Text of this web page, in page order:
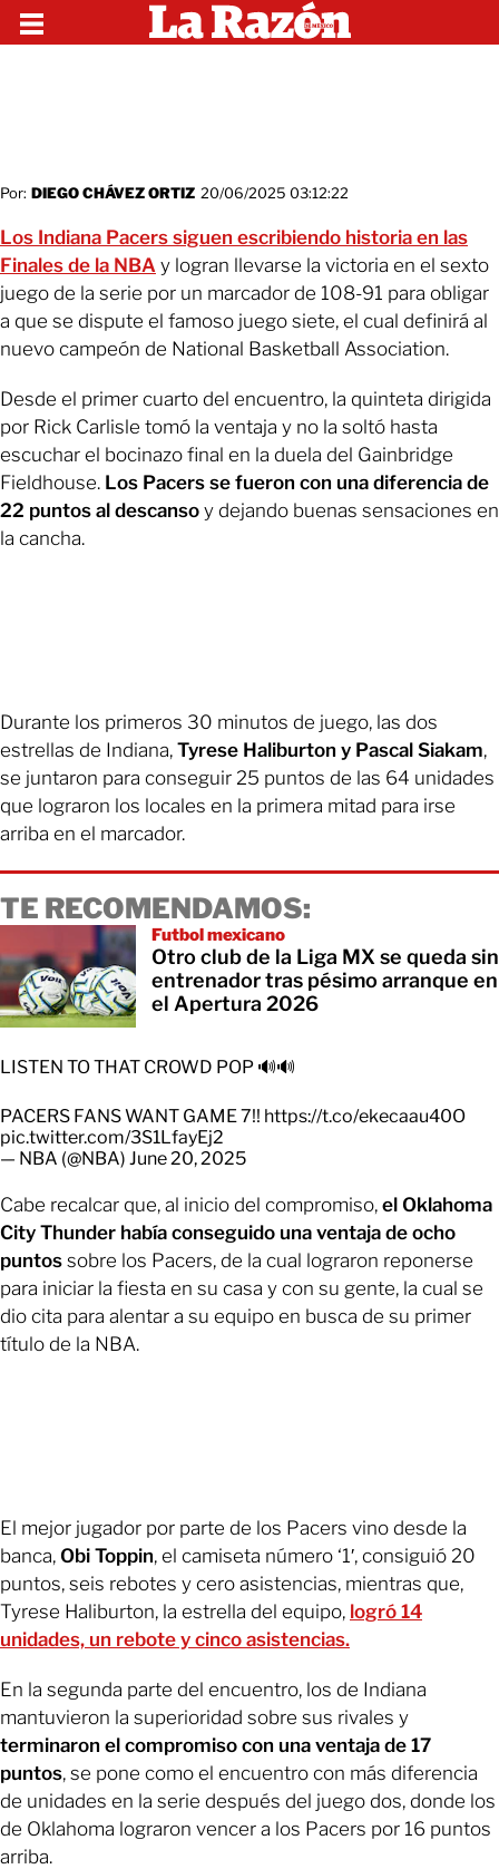
Por: DIEGO CHÁVEZ ORTIZ 20/06/2025 03:12:22
Los Indiana Pacers siguen escribiendo historia en las
Finales de la NBA y logran llevarse la victoria en el sexto
juego de la serie por un marcador de 108-91 para obligar
a que se dispute el famoso juego siete, el cual definirá al
nuevo campeón de National Basketball Association.
Desde el primer cuarto del encuentro, la quinteta dirigida
por Rick Carlisle tomó la ventaja y no la soltó hasta
escuchar el bocinazo final en la duela del Gainbridge
Fieldhouse. Los Pacers se fueron con una diferencia de
22 puntos al descanso y dejando buenas sensaciones en
la cancha.
Durante los primeros 30 minutos de juego, las dos
estrellas de Indiana, Tyrese Haliburton y Pascal Siakam,
se juntaron para conseguir 25 puntos de las 64 unidades
que lograron los locales en la primera mitad para irse
arriba en el marcador.
TE RECOMENDAMOS:
Futbol mexicano
Otro club de la Liga MX se queda sin
entrenador tras pésimo arranque en
el Apertura 2026
LISTEN TO THAT CROWD POP 🔊🔊
PACERS FANS WANT GAME 7!! https://t.co/ekecaau40O
pic.twitter.com/3S1LfayEj2
— NBA (@NBA) June 20, 2025
Cabe recalcar que, al inicio del compromiso, el Oklahoma
City Thunder había conseguido una ventaja de ocho
puntos sobre los Pacers, de la cual lograron reponerse
para iniciar la fiesta en su casa y con su gente, la cual se
dio cita para alentar a su equipo en busca de su primer
título de la NBA.
El mejor jugador por parte de los Pacers vino desde la
banca, Obi Toppin, el camiseta número ‘1′, consiguió 20
puntos, seis rebotes y cero asistencias, mientras que,
Tyrese Haliburton, la estrella del equipo, logró 14
unidades, un rebote y cinco asistencias.
En la segunda parte del encuentro, los de Indiana
mantuvieron la superioridad sobre sus rivales y
terminaron el compromiso con una ventaja de 17
puntos, se pone como el encuentro con más diferencia
de unidades en la serie después del juego dos, donde los
de Oklahoma lograron vencer a los Pacers por 16 puntos
arriba.